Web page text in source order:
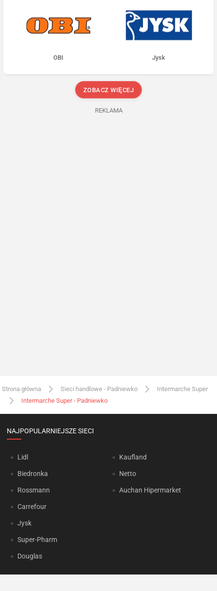
OBI Jysk
ZOBACZ WIĘCEJ
REKLAMA
Strona główna Sieci handlowe - Padniewko
Intermarche Super
Intermarche Super - Padniewko
NAJPOPULARNIEJSZE SIECI
Lidl
Biedronka
Rossmann
Carrefour
Jysk
Super-Pharm
Douglas
Kaufland
Netto
Auchan Hipermarket